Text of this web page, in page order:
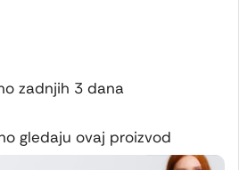
zadnjih 3 dana
gledaju ovaj proizvod